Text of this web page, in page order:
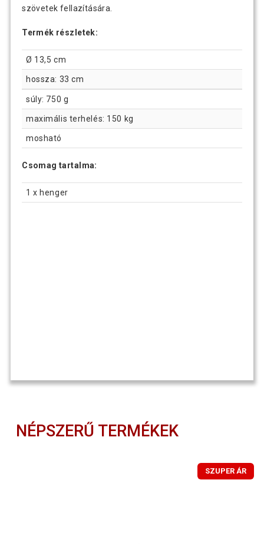
szövetek fellazítására.
Termék részletek:
Ø 13,5 cm
hossza: 33 cm
súly: 750 g
maximális terhelés: 150 kg
mosható
Csomag tartalma:
1 x henger
NÉPSZERŰ TERMÉKEK
SZUPER ÁR